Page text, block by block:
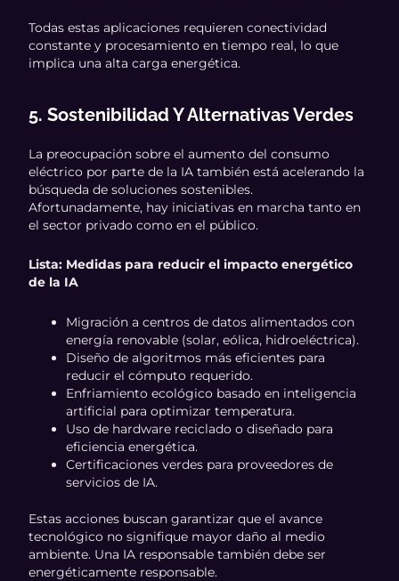
Todas estas aplicaciones requieren conectividad
constante y procesamiento en tiempo real, lo que
implica una alta carga energética.
5. Sostenibilidad Y Alternativas Verdes
La preocupación sobre el aumento del consumo
eléctrico por parte de la IA también está acelerando la
búsqueda de soluciones sostenibles.
Afortunadamente, hay iniciativas en marcha tanto en
el sector privado como en el público.
Lista: Medidas para reducir el impacto energético
de la IA
Migración a centros de datos alimentados con
energía renovable (solar, eólica, hidroeléctrica).
Diseño de algoritmos más eficientes para
reducir el cómputo requerido.
Enfriamiento ecológico basado en inteligencia
artificial para optimizar temperatura.
Uso de hardware reciclado o diseñado para
eficiencia energética.
Certificaciones verdes para proveedores de
servicios de IA.
Estas acciones buscan garantizar que el avance
tecnológico no signifique mayor daño al medio
ambiente. Una IA responsable también debe ser
energéticamente responsable.